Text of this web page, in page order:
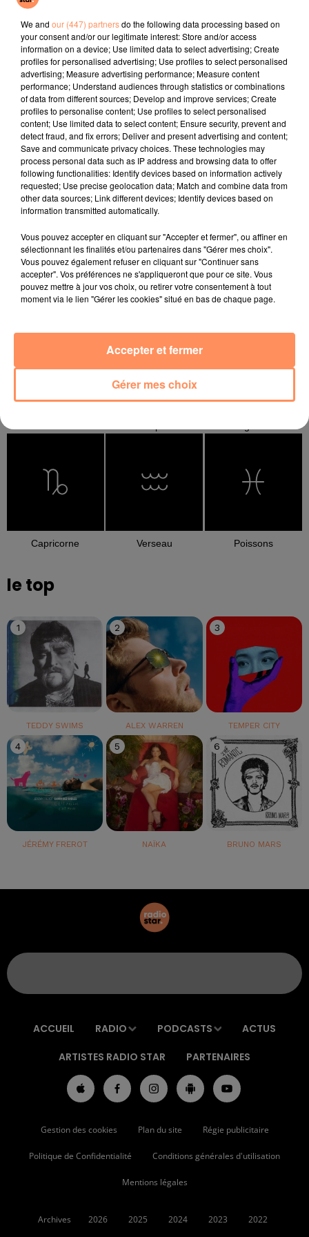
It Wasn't Me
l'horoscope
Bélier Taureau Gémeaux
Capricorne Verseau Poissons
le top
1
TEDDY SWIMS
2
ALEX WARREN
3
TEMPER CITY
4
JÉRÉMY FREROT
5
NAÏKA
6
BRUNO MARS
ACCUEIL RADIO PODCASTS ACTUS
ARTISTES RADIO STAR PARTENAIRES
Gestion des cookies Plan du site Régie publicitaire
Politique de Confidentialité Conditions générales d'utilisation
Mentions légales
Archives 2026 2025 2024 2023 2022
We and our (447) partnersdo the following data processing based on
your consent and/or our legitimate interest: Store and/or access
information on a device; Use limited data to select advertising; Create
profiles for personalised advertising; Use profiles to select personalised
advertising; Measure advertising performance; Measure content
performance; Understand audiences through statistics or combinations
of data from different sources; Develop and improve services; Create
profiles to personalise content; Use profiles to select personalised
content; Use limited data to select content; Ensure security, prevent and
detect fraud, and fix errors; Deliver and present advertising and content;
Save and communicate privacy choices. These technologies may
process personal data such as IP address and browsing data to offer
following functionalities: Identify devices based on information actively
requested; Use precise geolocation data; Match and combine data from
other data sources; Link different devices; Identify devices based on
information transmitted automatically.
Vous pouvez accepter en cliquant sur "Accepter et fermer", ou affiner en
sélectionnant les finalités et/ou partenaires dans "Gérer mes choix".
Vous pouvez également refuser en cliquant sur "Continuer sans
accepter". Vos préférences ne s'appliqueront que pour ce site. Vous
pouvez mettre à jour vos choix, ou retirer votre consentement à tout
moment via le lien "Gérer les cookies" situé en bas de chaque page.
Gérer mes choix
Accepter et fermer